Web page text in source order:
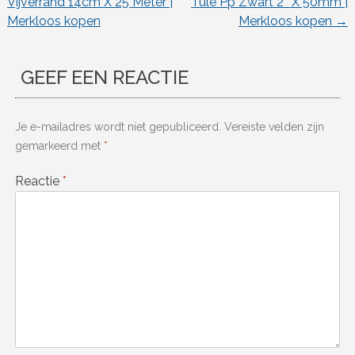
Merkloos kopen
Merkloos kopen →
GEEF EEN REACTIE
Je e-mailadres wordt niet gepubliceerd. Vereiste velden zijn
gemarkeerd met *
Reactie *